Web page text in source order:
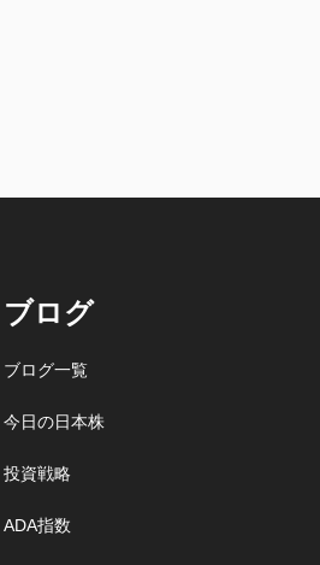
ブログ
ブログ一覧
今日の日本株
投資戦略
ADA指数